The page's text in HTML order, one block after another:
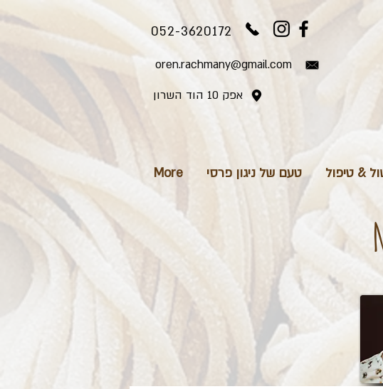
052-3620172
oren.rachmany@gmail.com
אפק 10 הוד השרון
& טיפול טעם של ניגון פרסי More